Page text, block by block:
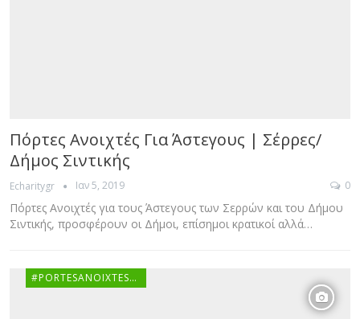
Πόρτες Ανοιχτές Για Άστεγους | Σέρρες/
Δήμος Σιντικής
Echaritygr Ιαν 5, 2019 0
Πόρτες Ανοιχτές για τους Άστεγους των Σερρών και του Δήμου
Σιντικής, προσφέρουν οι Δήμοι, επίσημοι κρατικοί αλλά…
#PORTESANOIXTESGR